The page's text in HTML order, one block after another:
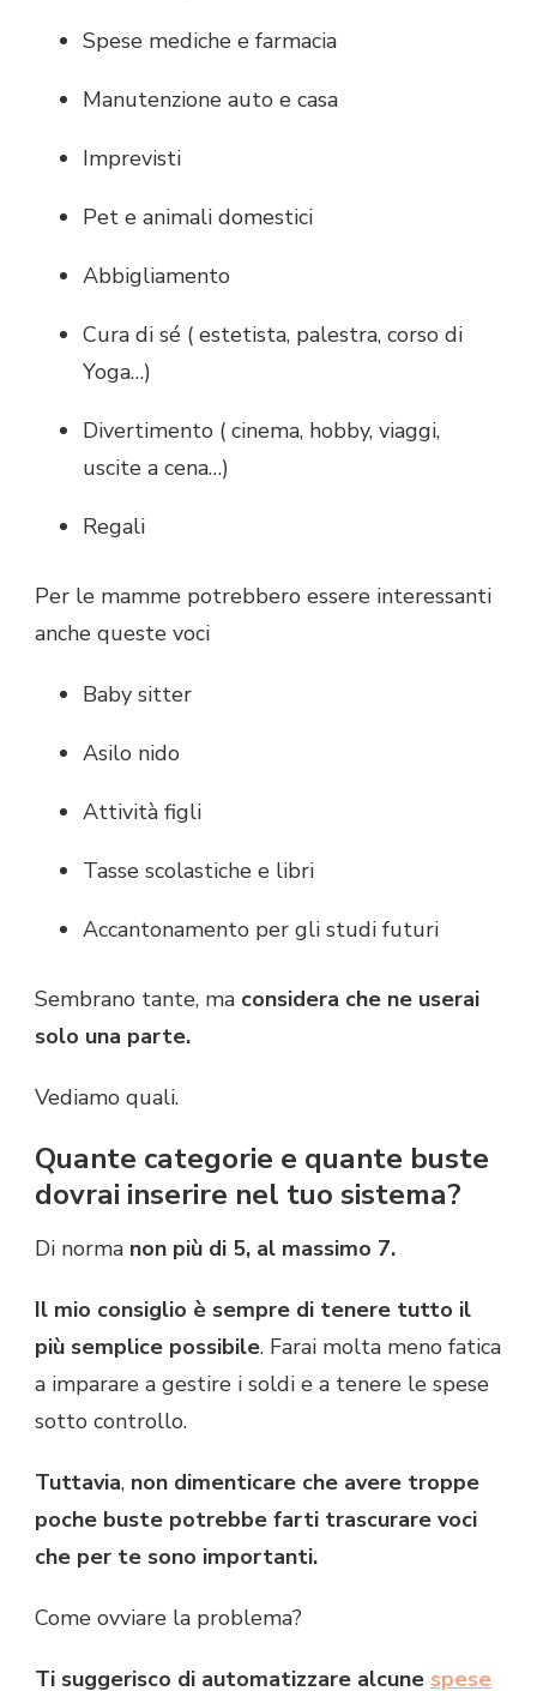
Spese mediche e farmacia
Manutenzione auto e casa
Imprevisti
Pet e animali domestici
Abbigliamento
Cura di sé ( estetista, palestra, corso di
Yoga…)
Divertimento ( cinema, hobby, viaggi,
uscite a cena…)
Regali
Per le mamme potrebbero essere interessanti
anche queste voci
Baby sitter
Asilo nido
Attività figli
Tasse scolastiche e libri
Accantonamento per gli studi futuri
Sembrano tante, ma considera che ne userai
solo una parte.
Vediamo quali.
Quante categorie e quante buste
dovrai inserire nel tuo sistema?
Di norma non più di 5, al massimo 7.
Il mio consiglio è sempre di tenere tutto il
più semplice possibile. Farai molta meno fatica
a imparare a gestire i soldi e a tenere le spese
sotto controllo.
Tuttavia, non dimenticare che avere troppe
poche buste potrebbe farti trascurare voci
che per te sono importanti.
Come ovviare la problema?
Ti suggerisco di automatizzare alcune spese